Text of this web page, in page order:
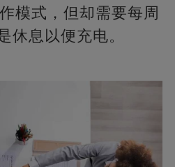
模式，但却需要每周
休息以便充电。